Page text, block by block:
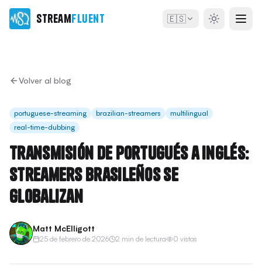
StreamFluent 🇪🇸
Volver al blog
portuguese-streaming brazilian-streamers
multilingual
real-time-dubbing
Transmisión de portugués a inglés:
streamers brasileños se
globalizan
Matt McElligott
25 de febrero de 2026 2 min de lectura 0 vistas